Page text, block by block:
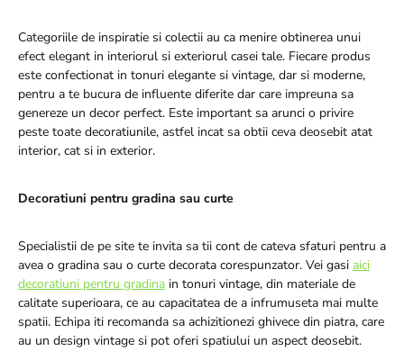
Categoriile de inspiratie si colectii au ca menire obtinerea unui
efect elegant in interiorul si exteriorul casei tale. Fiecare produs
este confectionat in tonuri elegante si vintage, dar si moderne,
pentru a te bucura de influente diferite dar care impreuna sa
genereze un decor perfect. Este important sa arunci o privire
peste toate decoratiunile, astfel incat sa obtii ceva deosebit atat
interior, cat si in exterior.
Decoratiuni pentru gradina sau curte
Specialistii de pe site te invita sa tii cont de cateva sfaturi pentru a
avea o gradina sau o curte decorata corespunzator. Vei gasi aici
decoratiuni pentru gradina in tonuri vintage, din materiale de
calitate superioara, ce au capacitatea de a infrumuseta mai multe
spatii. Echipa iti recomanda sa achizitionezi ghivece din piatra, care
au un design vintage si pot oferi spatiului un aspect deosebit.